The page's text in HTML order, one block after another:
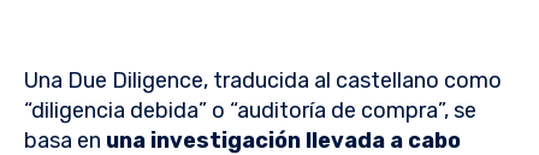
Una Due Diligence, traducida al castellano como
“diligencia debida” o “auditoría de compra”, se
basa en una investigación llevada a cabo